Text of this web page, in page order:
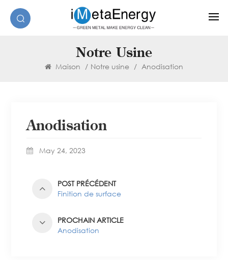
Notre Usine
Maison / Notre usine / Anodisation
Anodisation
May 24, 2023
POST PRÉCÉDENT
Finition de surface
PROCHAIN ARTICLE
Anodisation